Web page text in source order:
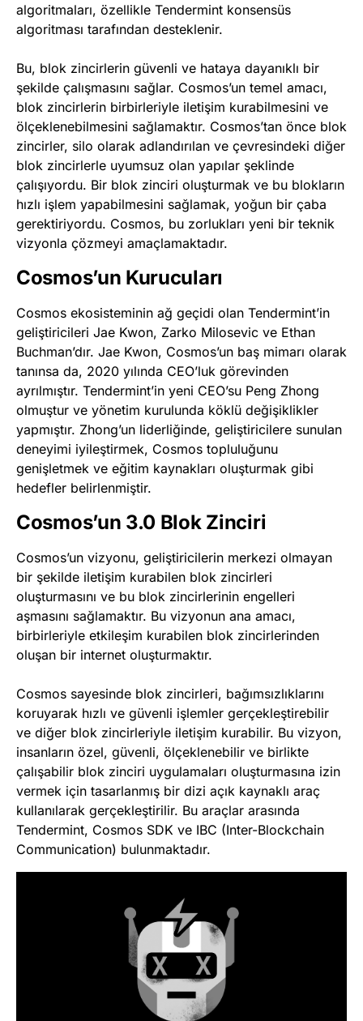
algoritmaları, özellikle Tendermint konsensüs
algoritması tarafından desteklenir.
Bu, blok zincirlerin güvenli ve hataya dayanıklı bir
şekilde çalışmasını sağlar. Cosmos’un temel amacı,
blok zincirlerin birbirleriyle iletişim kurabilmesini ve
ölçeklenebilmesini sağlamaktır. Cosmos’tan önce blok
zincirler, silo olarak adlandırılan ve çevresindeki diğer
blok zincirlerle uyumsuz olan yapılar şeklinde
çalışıyordu. Bir blok zinciri oluşturmak ve bu blokların
hızlı işlem yapabilmesini sağlamak, yoğun bir çaba
gerektiriyordu. Cosmos, bu zorlukları yeni bir teknik
vizyonla çözmeyi amaçlamaktadır.
Cosmos’un Kurucuları
Cosmos ekosisteminin ağ geçidi olan Tendermint’in
geliştiricileri Jae Kwon, Zarko Milosevic ve Ethan
Buchman’dır. Jae Kwon, Cosmos’un baş mimarı olarak
tanınsa da, 2020 yılında CEO’luk görevinden
ayrılmıştır. Tendermint’in yeni CEO’su Peng Zhong
olmuştur ve yönetim kurulunda köklü değişiklikler
yapmıştır. Zhong’un liderliğinde, geliştiricilere sunulan
deneyimi iyileştirmek, Cosmos topluluğunu
genişletmek ve eğitim kaynakları oluşturmak gibi
hedefler belirlenmiştir.
Cosmos’un 3.0 Blok Zinciri
Cosmos’un vizyonu, geliştiricilerin merkezi olmayan
bir şekilde iletişim kurabilen blok zincirleri
oluşturmasını ve bu blok zincirlerinin engelleri
aşmasını sağlamaktır. Bu vizyonun ana amacı,
birbirleriyle etkileşim kurabilen blok zincirlerinden
oluşan bir internet oluşturmaktır.
Cosmos sayesinde blok zincirleri, bağımsızlıklarını
koruyarak hızlı ve güvenli işlemler gerçekleştirebilir
ve diğer blok zincirleriyle iletişim kurabilir. Bu vizyon,
insanların özel, güvenli, ölçeklenebilir ve birlikte
çalışabilir blok zinciri uygulamaları oluşturmasına izin
vermek için tasarlanmış bir dizi açık kaynaklı araç
kullanılarak gerçekleştirilir. Bu araçlar arasında
Tendermint, Cosmos SDK ve IBC (Inter-Blockchain
Communication) bulunmaktadır.